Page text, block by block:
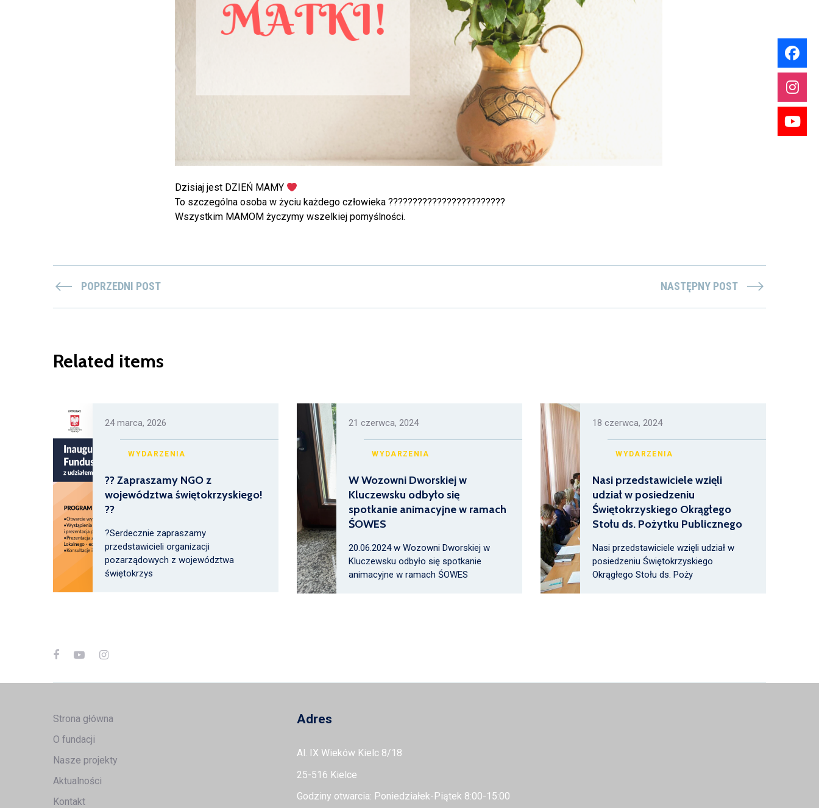
Dzisiaj jest DZIEŃ MAMY
To szczególna osoba w życiu każdego człowieka ????????‍????????‍????‍????
Wszystkim MAMOM życzymy wszelkiej pomyślności.
POPRZEDNI POST NASTĘPNY POST
Related items
24 marca, 2026
WYDARZENIA
?? Zapraszamy NGO z
województwa świętokrzyskiego!
??
?Serdecznie zapraszamy
przedstawicieli organizacji
pozarządowych z województwa
świętokrzys
21 czerwca, 2024
WYDARZENIA
W Wozowni Dworskiej w
Kluczewsku odbyło się
spotkanie animacyjne w ramach
ŚOWES
20.06.2024 w Wozowni Dworskiej w
Kluczewsku odbyło się spotkanie
animacyjne w ramach ŚOWES
18 czerwca, 2024
WYDARZENIA
Nasi przedstawiciele wzięli
udział w posiedzeniu
Świętokrzyskiego Okrągłego
Stołu ds. Pożytku Publicznego
Nasi przedstawiciele wzięli udział w
posiedzeniu Świętokrzyskiego
Okrągłego Stołu ds. Poży
Strona główna
O fundacji
Nasze projekty
Aktualności
Kontakt
Adres
Al. IX Wieków Kielc 8/18
25-516 Kielce
Godziny otwarcia: Poniedziałek-Piątek 8:00-15:00